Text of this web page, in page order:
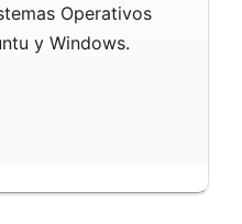
Operativos
y Windows.